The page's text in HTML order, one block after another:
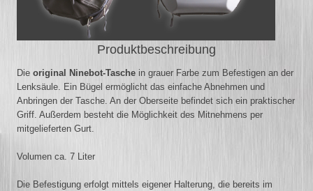
Produktbeschreibung
Die original Ninebot-Tasche in grauer Farbe zum Befestigen an der
Lenksäule. Ein Bügel ermöglicht das einfache Abnehmen und
Anbringen der Tasche. An der Oberseite befindet sich ein praktischer
Griff. Außerdem besteht die Möglichkeit des Mitnehmens per
mitgelieferten Gurt.
Volumen ca. 7 Liter
Die Befestigung erfolgt mittels eigener Halterung, die bereits im